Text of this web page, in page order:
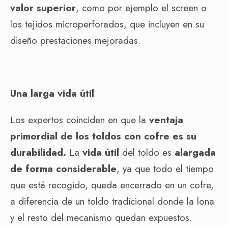
valor superior, como por ejemplo el screen o
los tejidos microperforados, que incluyen en su
diseño prestaciones mejoradas.
Una larga vida útil
Los expertos coinciden en que la ventaja
primordial de los toldos con cofre es su
durabilidad. La vida útil del toldo es alargada
de forma considerable, ya que todo el tiempo
que está recogido, queda encerrado en un cofre,
a diferencia de un toldo tradicional donde la lona
y el resto del mecanismo quedan expuestos.